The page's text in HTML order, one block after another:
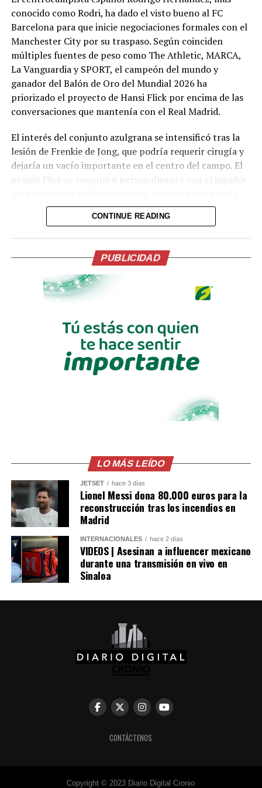
pic.twitter.com/ssqChmttZL
— Inter Miami CF
(@InterMiamiCF)
August 6, 2026
Comparte esto:
Facebook X
conocido como Rodri, ha dado el visto bueno al FC
Barcelona para que inicie negociaciones formales con el
Manchester City por su traspaso. Según coinciden
múltiples fuentes de peso como The Athletic, MARCA,
La Vanguardia y SPORT, el campeón del mundo y
ganador del Balón de Oro del Mundial 2026 ha
priorizado el proyecto de Hansi Flick por encima de las
conversaciones que mantenía con el Real Madrid.
El interés del conjunto azulgrana se intensificó tras la
lesión de Frenkie de Jong, que podría requerir cirugía y
dejaría un vacío importante en el centro del campo. El
propio Flick se comunicó personalmente con el jugador
pesado en la decisión de Rodri. El mediocampista, que
entra en el último año de contrato con el City, ve con
buenos ojos un regreso a España y la posibilidad de
reunirse con varios compañeros de la selección española
que ya militan en el Camp Nou.
Aunque el jugador ha abierto la puerta, la operación aún
no está cerrada. El Barcelona debe alcanzar un acuerdo
económico con el Manchester City, que pide una cifra
cercana a los 60-70 millones de euros. Las negociaciones
con el Real Madrid se habían estancado precisamente
por diferencias en el montante del traspaso, lo que
permitió al club catalán entrar con fuerza en la puja.
De concretarse, Rodri se convertiría en uno de los
refuerzos más ambiciosos del mercado de verano para el
no ha cerrado la puerta a retenerlo, aunque es
consciente de que el jugador tiene preferencia por
regresar a LaLiga.
Comparte esto:
Facebook X
Me gusta esto:
CONTINUE READING
PUBLICIDAD
LO MÁS LEÍDO
JETSET hace 3 días
Lionel Messi dona 80.000 euros para la
reconstrucción tras los incendios en
Madrid
INTERNACIONALES hace 2 días
VIDEOS | Asesinan a influencer mexicano
durante una transmisión en vivo en
Sinaloa
CONTÁCTENOS
Copyright © 2023 Diario Digital Cronio